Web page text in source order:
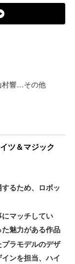
村響…その他
ツ＆マジック
るため、ロボッ
マッチしてい
魅力がある作品
プラモデルのデザ
ンを担当、ハイ